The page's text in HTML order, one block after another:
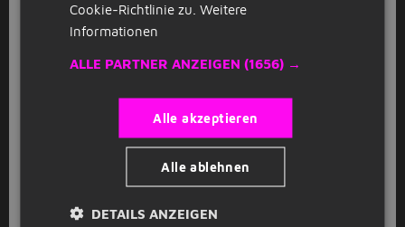
Paketen zuständig. Du hast sogar einen LKW
Führerschein? Das trifft sich gut, denn damit kannst
großen Lastwagen durch die Straßen der Stadt düsen.
Du interessierst dich mehr für den
Personentransport? Dann sind Busfahrer Jobs oder
vielleicht das Richtige für dich. Dann bewirb
Verwaltung und Empfang Jobs in
Ludwigsburg
Cookie-Richtlinie zu. Weitere
Informationen
ALLE PARTNER ANZEIGEN (1656) →
Alle akzeptieren
Alle ablehnen
DETAILS ANZEIGEN